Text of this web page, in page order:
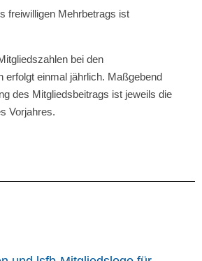
freiwilligen Mehrbetrags ist
bei den
erfolgt einmal jährlich. Maßgebend
des Mitgliedsbeitrags ist jeweils die
Vorjahres.